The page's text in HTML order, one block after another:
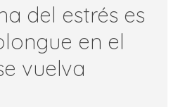
del estrés es
en el
vuelva